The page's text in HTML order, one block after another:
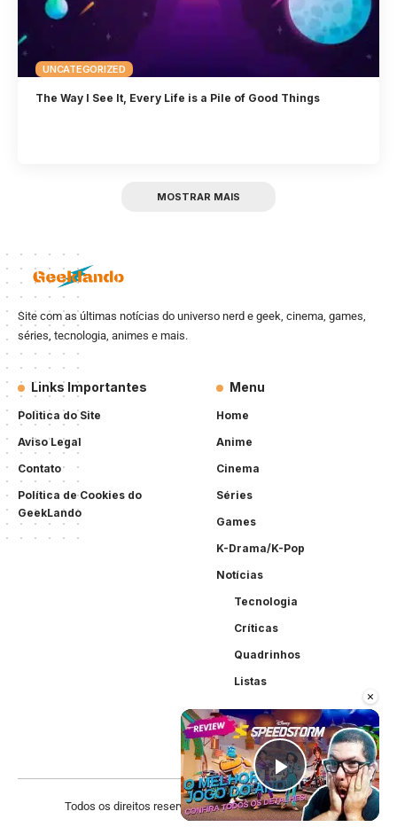
×
Play
UNCATEGORIZED
The Way I See It, Every Life is a Pile of Good Things
MOSTRAR MAIS
Site com as últimas notícias do universo nerd e geek, cinema, games,
séries, tecnologia, animes e mais.
Links Importantes
Politica do Site
Aviso Legal
Contato
Política de Cookies do
GeekLando
Menu
Home
Anime
Cinema
Séries
Games
K-Drama/K-Pop
Notícias
Tecnologia
Críticas
Quadrinhos
Listas
Todos os direitos reservados. Criado porAcewebsites